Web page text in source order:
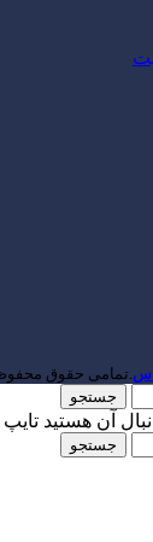
.تمامی حقوق
جستجو
آن هستید تایپ
جستجو